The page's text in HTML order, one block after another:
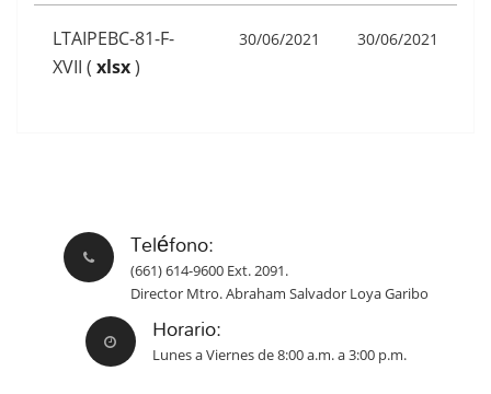
LTAIPEBC-81-F-
XVII ( xlsx)
30/06/2021 30/06/2021
Teléfono:
(661) 614-9600 Ext. 2091.
Director Mtro. Abraham Salvador Loya Garibo
Horario:
Lunes a Viernes de 8:00 a.m. a 3:00 p.m.